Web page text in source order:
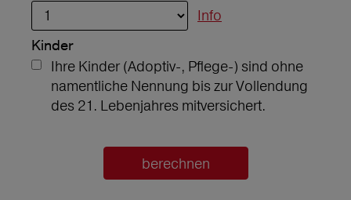
Info
Kinder
Ihre Kinder (Adoptiv-, Pflege-) sind ohne
namentliche Nennung bis zur Vollendung
des 21. Lebenjahres mitversichert.
berechnen